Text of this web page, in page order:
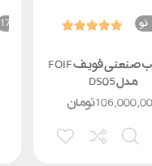
نو
ترازیاب صنعتی فویف FOIF
مدل DS05
تومان
17